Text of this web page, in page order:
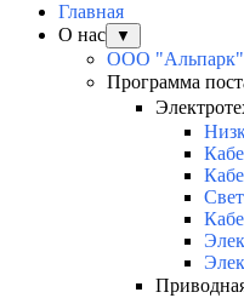
Главная
О нас
▼
ООО "Альпарк"
Программа